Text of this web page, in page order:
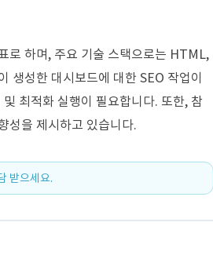
로 하며, 주요 기술 스택으로는 HTML,
생성한 대시보드에 대한 SEO 작업이
최적화 실행이 필요합니다. 또한, 참
성을 제시하고 있습니다.
받으세요.